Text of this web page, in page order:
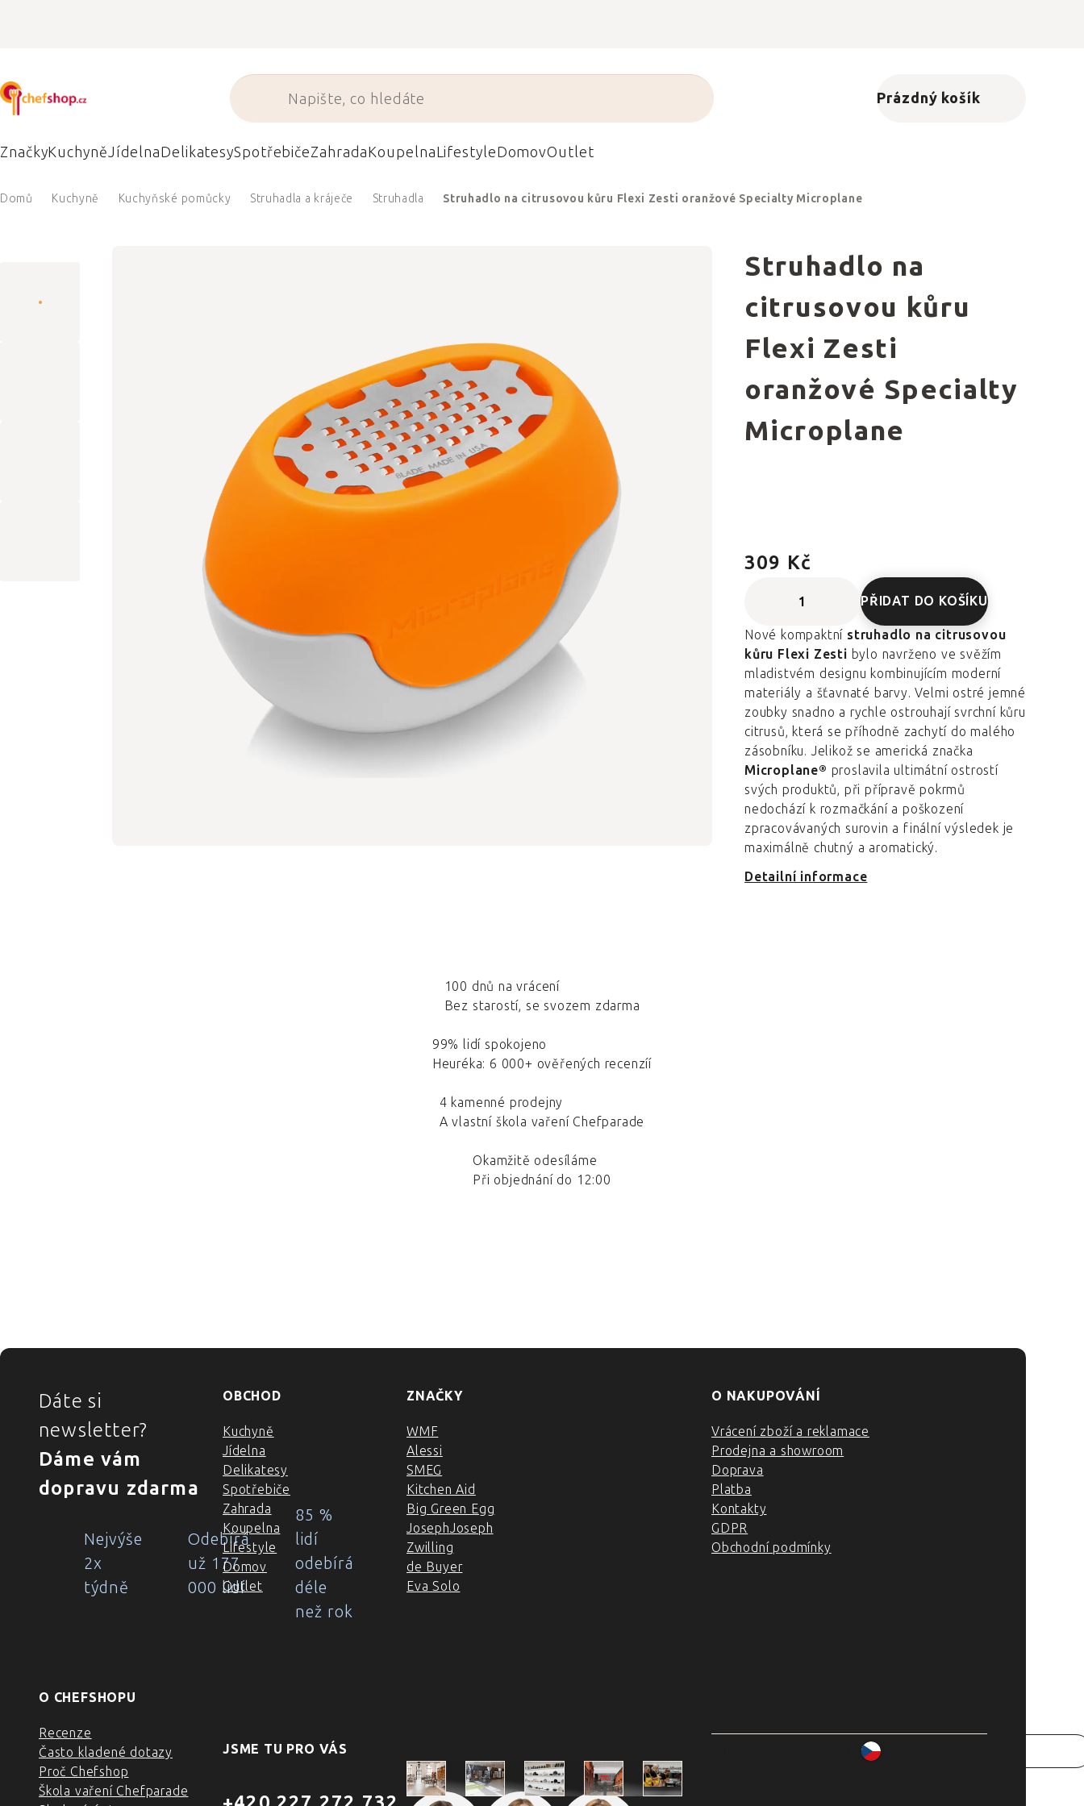
Nákupní košík
Prázdný košík
ZnačkyKuchyněJídelnaDelikatesySpotřebičeZahradaKoupelnaLifestyleDomovOutlet
Domů Kuchyně Kuchyňské pomůcky Struhadla a kráječe Struhadla Struhadlo na citrusovou kůru Flexi Zesti oranžové Specialty Microplane
Struhadlo na
citrusovou kůru
Flexi Zesti
oranžové Specialty
Microplane
309 Kč
PŘIDAT DO KOŠÍKU
Nové kompaktní struhadlo na citrusovou
kůru Flexi Zesti bylo navrženo ve svěžím
mladistvém designu kombinujícím moderní
materiály a šťavnaté barvy. Velmi ostré jemné
zoubky snadno a rychle ostrouhají svrchní kůru
citrusů, která se příhodně zachytí do malého
zásobníku. Jelikož se americká značka
Microplane® proslavila ultimátní ostrostí
svých produktů, při přípravě pokrmů
nedochází k rozmačkání a poškození
zpracovávaných surovin a finální výsledek je
maximálně chutný a aromatický.
Detailní informace
100 dnů na vrácení
Bez starostí, se svozem zdarma
99% lidí spokojeno
Heuréka: 6 000+ ověřených recenzíí
4 kamenné prodejny
A vlastní škola vaření Chefparade
Okamžitě odesíláme
Při objednání do 12:00
ZÁPATÍ
Dáte si
newsletter?
Dáme vám
dopravu zdarma
Nejvýše
2x
týdně
Odebírá
už 177
000 lidí
85 %
lidí
odebírá
déle
než rok
OBCHOD
Kuchyně
Jídelna
Delikatesy
Spotřebiče
Zahrada
Koupelna
Lifestyle
Domov
Outlet
ZNAČKY
WMF
Alessi
SMEG
Kitchen Aid
Big Green Egg
JosephJoseph
Zwilling
de Buyer
Eva Solo
O NAKUPOVÁNÍ
Vrácení zboží a reklamace
Prodejna a showroom
Doprava
Platba
Kontakty
GDPR
Obchodní podmínky
O CHEFSHOPU
Recenze
Často kladené dotazy
Proč Chefshop
Škola vaření Chefparade
JSME TU PRO VÁS www.chefshop.cz